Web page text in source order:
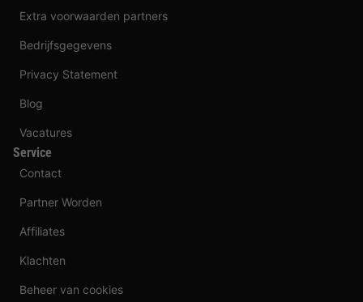
Extra voorwaarden partners
Bedrijfsgegevens
Privacy Statement
Blog
Vacatures
Service
Contact
Partner Worden
Affiliates
Klachten
Beheer van cookies